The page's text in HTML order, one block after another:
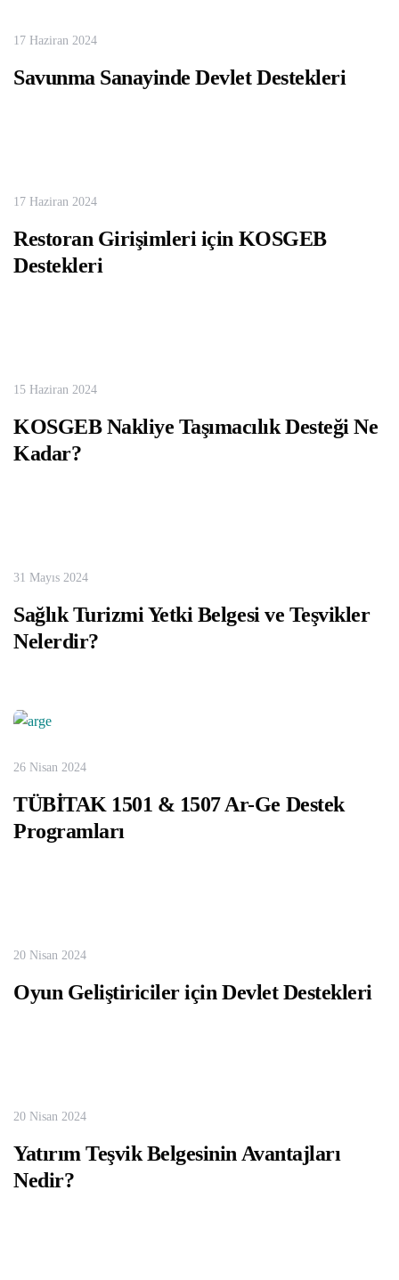
Savunma Sanayinde Devlet Destekleri
17 Haziran 2024
Restoran Girişimleri için KOSGEB
Destekleri
17 Haziran 2024
KOSGEB Nakliye Taşımacılık Desteği Ne
Kadar?
15 Haziran 2024
Sağlık Turizmi Yetki Belgesi ve Teşvikler
Nelerdir?
31 Mayıs 2024
TÜBİTAK 1501 & 1507 Ar-Ge Destek
Programları
26 Nisan 2024
Oyun Geliştiriciler için Devlet Destekleri
20 Nisan 2024
Yatırım Teşvik Belgesinin Avantajları
Nedir?
20 Nisan 2024